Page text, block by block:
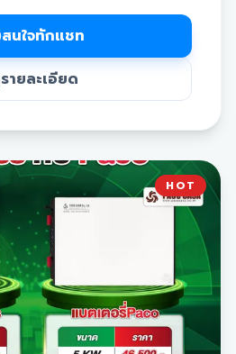
ดวก รวดเร็ว ดำเนินการโดยทีม
นาดตามการใช้งาน ทั้ง 7 kWh, 14
โซล่าเซลล์มีความเสถียรและต่อ
มภาษีมูลค่าเพิ่ม 7%
สนใจทักแชท
ายละเอียด
HOT